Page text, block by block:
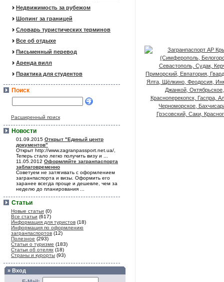
Недвижимость за рубежом
Шопинг за границей
Словарь туристических терминов
Все об отдыхе
Письменный перевод
Аренда вилл
Практика для студентов
Поиск
Расширенный поиск
Новости
01.09.2015 Открыт "Единый центр
документов"
Открыт http://www.zagranpassport.net.ua/,
Теперь стало легко получить визу и ...
11.05.2012 Оформляйте загранпаспорта
заблаговременно
Советуем не затягивать с оформлением
загранпаспорта и визы. Оформить его
заранее всегда проще и дешевле, чем за
неделю до планирования ...
Статьи
Новые статьи (0)
Все статьи (617)
Информация для туристов (18)
Информация по оформлению
загранпаспортов (12)
Полезное (293)
Статьи о туризме (183)
Статьи об отелях (18)
Страны и курорты (93)
» Вход